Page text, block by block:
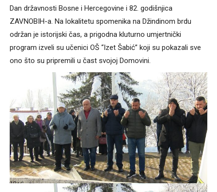
Dan državnosti Bosne i Hercegovine i 82. godišnjica
ZAVNOBIH-a. Na lokalitetu spomenika na Džindinom brdu
održan je istorijski čas, a prigodna kluturno umjertnički
program izveli su učenici OŠ “Izet Šabić” koji su pokazali sve
ono što su pripremili u čast svojoj Domovini.